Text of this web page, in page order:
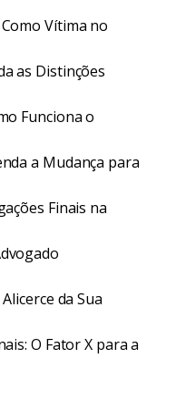
Vítima no
as Distinções
Funciona o
a Mudança para
Finais na
da Sua
O Fator X para a